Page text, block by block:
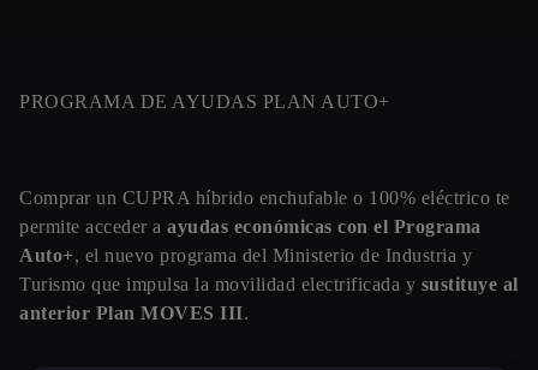
PROGRAMA DE AYUDAS PLAN AUTO+
Comprar un CUPRA híbrido enchufable o 100% eléctrico te
permite acceder a ayudas económicas con el Programa
Auto+, el nuevo programa del Ministerio de Industria y
Turismo que impulsa la movilidad electrificada y sustituye al
anterior Plan MOVES III.